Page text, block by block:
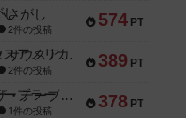
574 PT
さがし
2件の投稿
389 PT
リワイルド：サウスアメリカ
2件の投稿
378 PT
アンダー・ザ・テーブラー
1件の投稿